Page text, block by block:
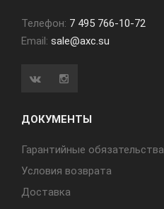
Телефон: 7 495 766-10-72
Email: sale@axc.su
ДОКУМЕНТЫ
Гарантийные обязательства
Условия возврата
Доставка